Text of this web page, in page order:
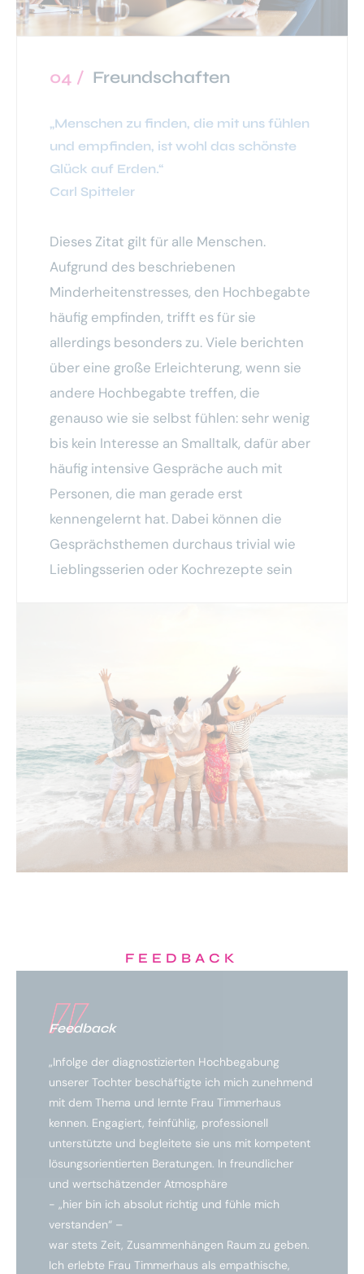
04 / Freundschaften
„Menschen zu finden, die mit uns fühlen
und empfinden, ist wohl das schönste
Glück auf Erden.“
Carl Spitteler
Dieses Zitat gilt für alle Menschen.
Aufgrund des beschriebenen
Minderheitenstresses, den Hochbegabte
häufig empfinden, trifft es für sie
allerdings besonders zu. Viele berichten
über eine große Erleichterung, wenn sie
andere Hochbegabte treffen, die
genauso wie sie selbst fühlen: sehr wenig
bis kein Interesse an Smalltalk, dafür aber
häufig intensive Gespräche auch mit
Personen, die man gerade erst
kennengelernt hat. Dabei können die
Gesprächsthemen durchaus trivial wie
Lieblingsserien oder Kochrezepte sein
FEEDBACK
Feedback
„Infolge der diagnostizierten Hochbegabung
unserer Tochter beschäftigte ich mich zunehmend
mit dem Thema und lernte Frau Timmerhaus
kennen. Engagiert, feinfühlig, professionell
unterstützte und begleitete sie uns mit kompetent
lösungsorientierten Beratungen. In freundlicher
und wertschätzender Atmosphäre
- „hier bin ich absolut richtig und fühle mich
verstanden“ –
war stets Zeit, Zusammenhängen Raum zu geben.
Ich erlebte Frau Timmerhaus als empathische,